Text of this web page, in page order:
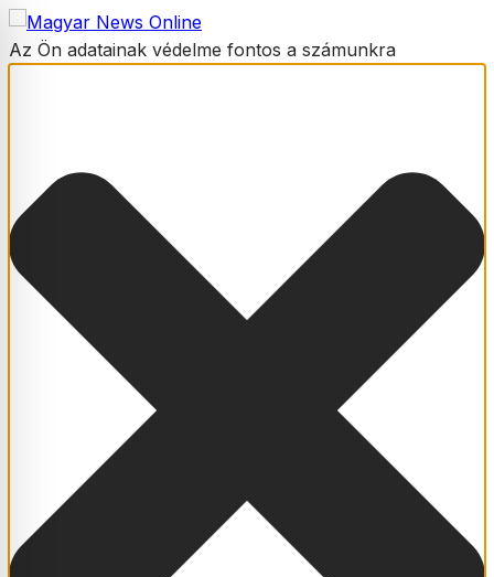
Az Ön adatainak védelme fontos a számunkra